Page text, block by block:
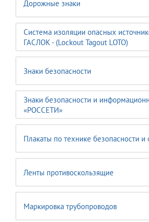
Дорожные знаки
Система изоляции опасных
ГАСЛОК - (Lockout Tagout LOTO)
Знаки безопасности
Знаки безопасности и
«РОССЕТИ»
Плакаты по технике безопасности и
Ленты противоскользящие
Маркировка трубопроводов